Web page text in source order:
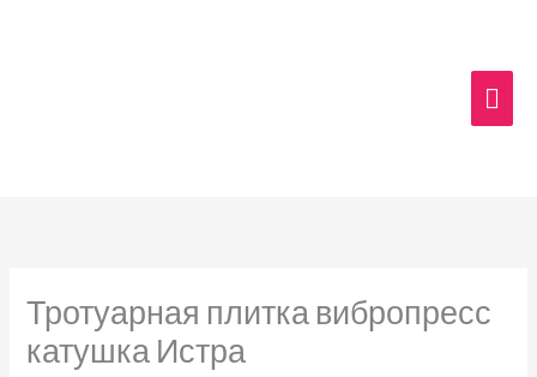
Тротуарная плитка вибропресс
катушка Истра